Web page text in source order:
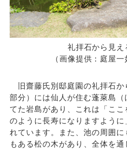
礼拝石から見え
（画像提供：庭屋一
旧齋藤氏別邸庭園の礼拝石か
部分）には仙人が住む蓬萊島
てた岩島があり、これは「ここ
のように長寿になりますように
れています。また、池の周囲
もある松の木があり、全体を